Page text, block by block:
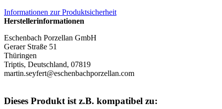
Informationen zur Produktsicherheit
Herstellerinformationen
Eschenbach Porzellan GmbH
Geraer Straße 51
Thüringen
Triptis, Deutschland, 07819
martin.seyfert@eschenbachporzellan.com
Dieses Produkt ist z.B. kompatibel zu: